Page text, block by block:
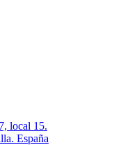
local 15.
España